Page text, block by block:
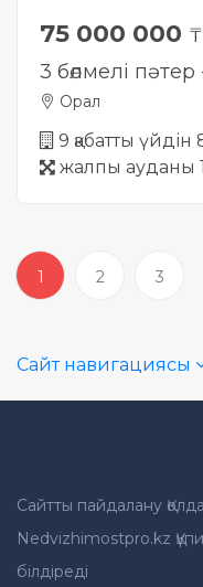
75 000 000 ₸
3 бөлмелі
Орал
9 қабатты үйдін
жалпы ауданы
1 2 3
Сайт навигациясы
Сайтты пайдалану
Nedvizhimostpro.kz
білдіреді